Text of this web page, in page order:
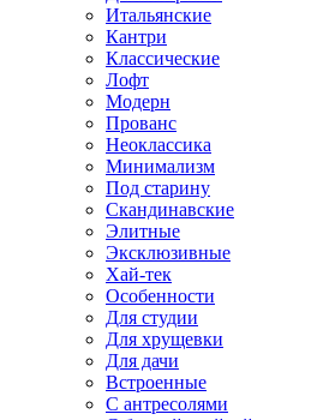
Итальянские
Кантри
Классические
Лофт
Модерн
Прованс
Неоклассика
Минимализм
Под старину
Скандинавские
Элитные
Эксклюзивные
Хай-тек
Особенности
Для студии
Для хрущевки
Для дачи
Встроенные
С антресолями